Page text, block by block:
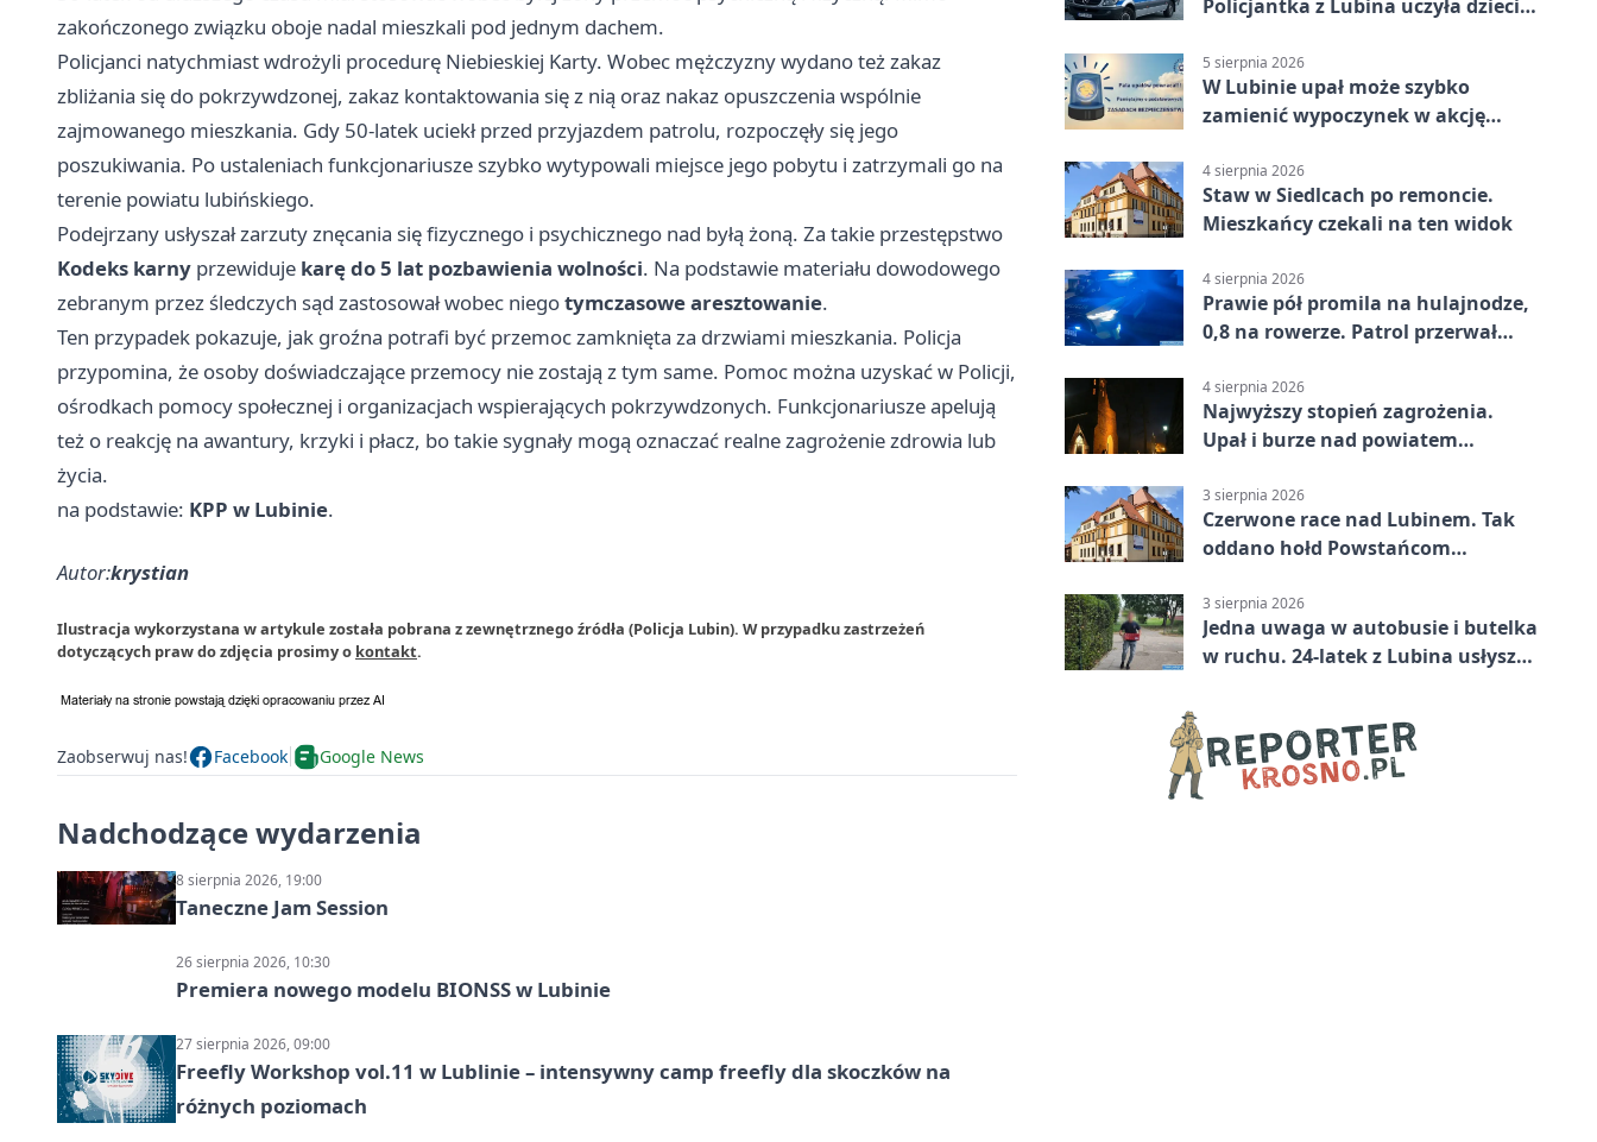
zakończonego związku oboje nadal mieszkali pod jednym dachem.
Policjanci natychmiast wdrożyli procedurę Niebieskiej Karty. Wobec mężczyzny wydano też zakaz
zbliżania się do pokrzywdzonej, zakaz kontaktowania się z nią oraz nakaz opuszczenia wspólnie
zajmowanego mieszkania. Gdy 50-latek uciekł przed przyjazdem patrolu, rozpoczęły się jego
poszukiwania. Po ustaleniach funkcjonariusze szybko wytypowali miejsce jego pobytu i zatrzymali go na
terenie powiatu lubińskiego.
Podejrzany usłyszał zarzuty znęcania się fizycznego i psychicznego nad byłą żoną. Za takie przestępstwo
Kodeks karny przewiduje karę do 5 lat pozbawienia wolności. Na podstawie materiału dowodowego
zebranym przez śledczych sąd zastosował wobec niegotymczasowe aresztowanie.
Ten przypadek pokazuje, jak groźna potrafi być przemoc zamknięta za drzwiami mieszkania. Policja
przypomina, że osoby doświadczające przemocy nie zostają z tym same. Pomoc można uzyskać w Policji,
ośrodkach pomocy społecznej i organizacjach wspierających pokrzywdzonych. Funkcjonariusze apelują
też o reakcję na awantury, krzyki i płacz, bo takie sygnały mogą oznaczać realne zagrożenie zdrowia lub
życia.
na podstawie: KPP w Lubinie.
Autor:krystian
Ilustracja wykorzystana w artykule została pobrana z zewnętrznego źródła (Policja Lubin). W przypadku zastrzeżeń
dotyczących praw do zdjęcia prosimy o kontakt.
Zaobserwuj nas! Facebook Google News
Nadchodzące wydarzenia
8 sierpnia 2026, 19:00
Taneczne Jam Session
26 sierpnia 2026, 10:30
Premiera nowego modelu BIONSS w Lubinie
27 sierpnia 2026, 09:00
Freefly Workshop vol.11 w Lublinie – intensywny camp freefly dla skoczków na
różnych poziomach
Policjantka z Lubina uczyła dzieci
5 sierpnia 2026
W Lubinie upał może szybko
zamienić wypoczynek w akcję
4 sierpnia 2026
Staw w Siedlcach po remoncie.
Mieszkańcy czekali na ten widok
4 sierpnia 2026
Prawie pół promila na hulajnodze,
0,8 na rowerze. Patrol przerwał
4 sierpnia 2026
Najwyższy stopień zagrożenia.
Upał i burze nad powiatem
3 sierpnia 2026
Czerwone race nad Lubinem. Tak
oddano hołd Powstańcom
3 sierpnia 2026
Jedna uwaga w autobusie i butelka
w ruchu. 24-latek z Lubina usłyszał